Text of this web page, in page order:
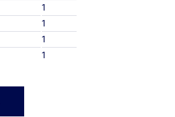
1
1
1
1